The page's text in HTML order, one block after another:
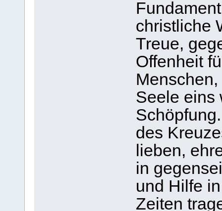
christliche
Treue,
Offenheit
Seele eins
des
lieben,
in
und Hilfe
Zeiten